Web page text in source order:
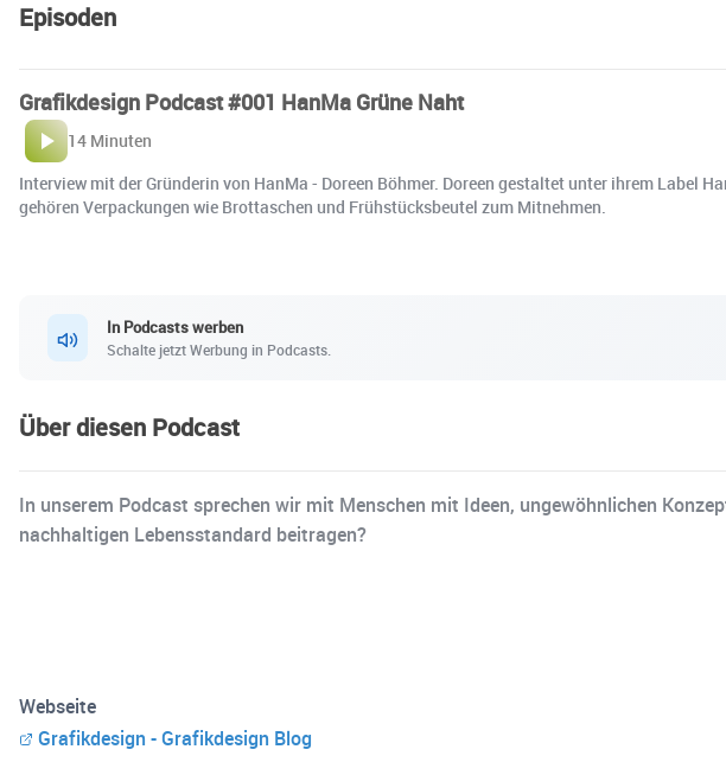
Episoden
Grafikdesign Podcast #001 HanMa Grüne Naht
14 Minuten
Interview mit der Gründerin von HanMa - Doreen Böhmer. Doreen gestaltet unter ihrem Label
gehören Verpackungen wie Brottaschen und Frühstücksbeutel zum Mitnehmen.
In Podcasts werben
Schalte jetzt Werbung in Podcasts.
Über diesen Podcast
In unserem Podcast sprechen wir mit Menschen mit Ideen, ungewöhnlichen
nachhaltigen Lebensstandard beitragen?
Webseite
Grafikdesign - Grafikdesign Blog